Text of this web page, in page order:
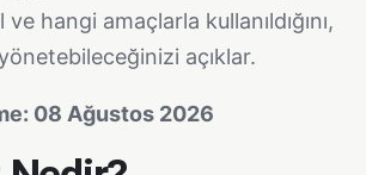
hangi amaçlarla kullanıldığını,
açıklar.
08 Ağustos 2026